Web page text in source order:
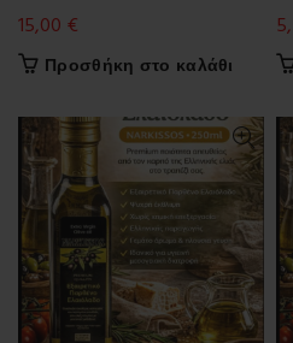
15,00 €
Προσθήκη στο καλάθι